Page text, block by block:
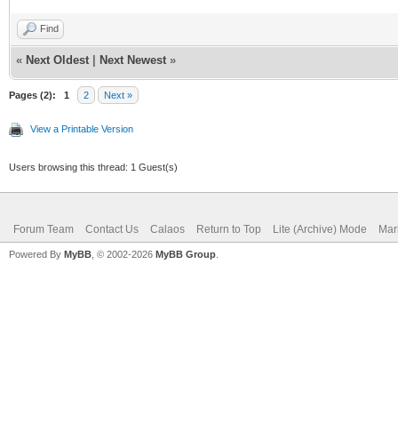
Find
« Next Oldest Next Newest »
Pages (2): 1 2 Next »
View a Printable Version
Users browsing this thread: 1 Guest(s)
Forum Team Contact Us Calaos Return to Top Lite (Archive) Mode
Powered By MyBB , © 2002-2026 MyBB Group